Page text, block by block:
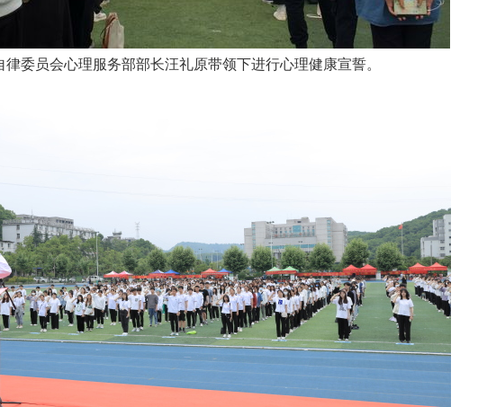
律委员会心理服务部部长汪礼原带领下进行心理健康宣誓。